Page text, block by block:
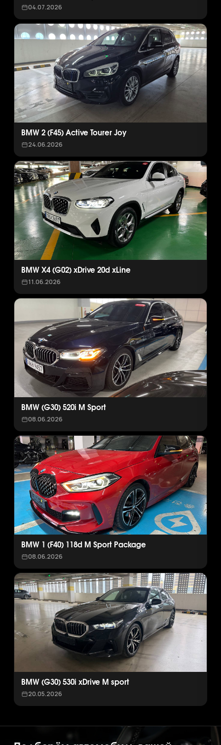
04.07.2026
BMW 2 (F45) Active Tourer Joy
24.06.2026
BMW X4 (G02) xDrive 20d xLine
11.06.2026
BMW (G30) 520i M Sport
08.06.2026
BMW 1 (F40) 118d M Sport Package
08.06.2026
BMW (G30) 530i xDrive M sport
20.05.2026